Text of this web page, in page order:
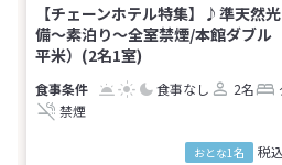
【チェーンホテル特集】♪準天
備〜素泊り〜全室禁煙/本館ダブ
平米）(2名1室)
食事なし 2名
禁煙
おとな1名 税込